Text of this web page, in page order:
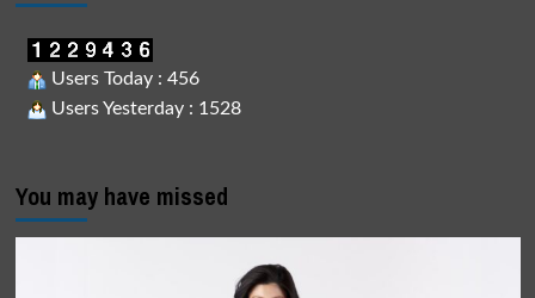
Users Today : 456
Users Yesterday : 1528
You may have missed